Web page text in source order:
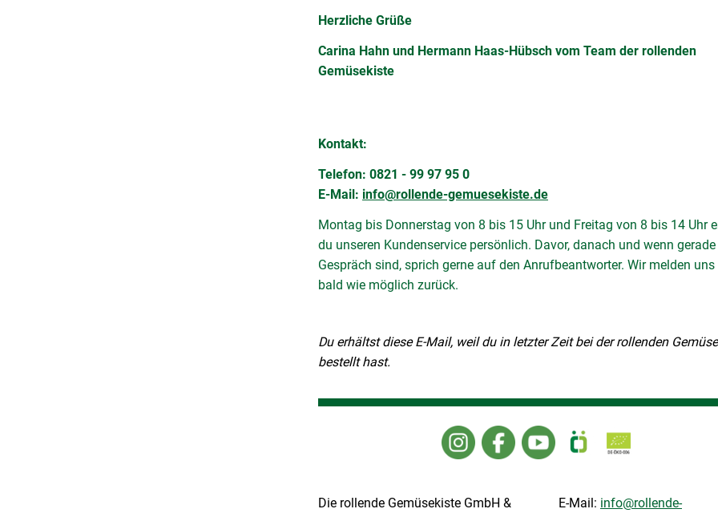
Herzliche Grüße
Carina Hahn und Hermann Haas-Hübsch vom Team der rollenden
Gemüsekiste
Kontakt:
Telefon: 0821 - 99 97 95 0
E-Mail: info@rollende-gemuesekiste.de
Montag bis Donnerstag von 8 bis 15 Uhr und Freitag von 8 bis 14 Uhr
du unseren Kundenservice persönlich. Davor, danach und wenn
Gespräch sind, sprich gerne auf den Anrufbeantworter. Wir melden uns
bald wie möglich zurück.
Du erhältst diese E-Mail, weil du in letzter Zeit bei der rollenden
bestellt hast.
Die rollende Gemüsekiste GmbH &
E-Mail: info@rollende-